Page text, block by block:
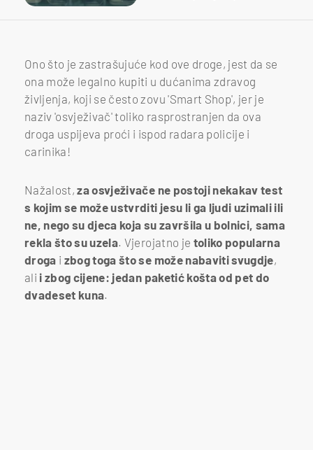
Ono što je zastrašujuće kod ove droge, jest da se
ona može legalno kupiti u dućanima zdravog
življenja, koji se često zovu 'Smart Shop', jer je
naziv 'osvježivač' toliko rasprostranjen da ova
droga uspijeva proći i ispod radara policije i
carinika!
Nažalost,za osvježivače ne postoji nekakav test
s kojim se može ustvrditi jesu li ga ljudi uzimali ili
ne, nego su djeca koja su završila u bolnici, sama
rekla što su uzela. Vjerojatno je toliko popularna
droga i zbog toga što se može nabaviti svugdje,
ali i zbog cijene: jedan paketić košta od pet do
dvadeset kuna.